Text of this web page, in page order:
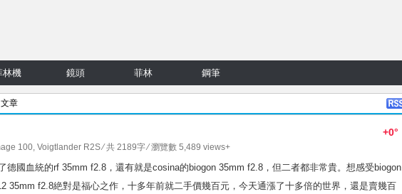
林機 鏡頭 菲林 鋼筆
章
+0°
100, Voigtlander R2S⁄ 共 2189字 ⁄ 瀏覽數 5,489 views+
德國血統的rf 35mm f2.8，還有就是cosina的biogon 35mm f2.8，但二者都非常貴。想感受biogon
35mm f2.8絶對是福心之作，十多年前就二手價幾百元，今天通漲了十多倍的世界，還是賣幾百